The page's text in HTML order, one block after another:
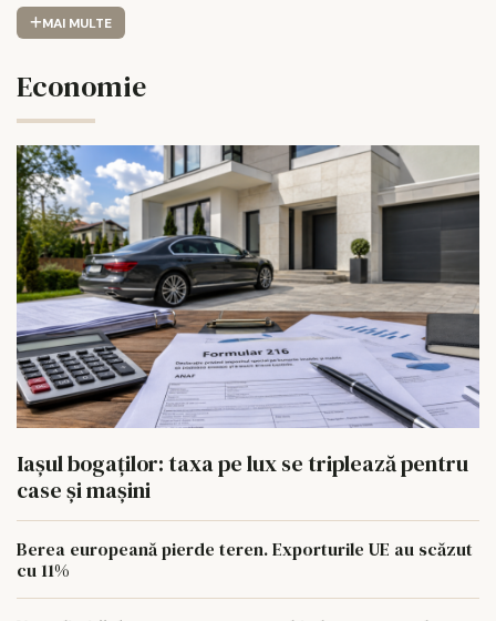
MAI MULTE
Economie
Iașul bogaților: taxa pe lux se triplează pentru
case și mașini
Berea europeană pierde teren. Exporturile UE au scăzut
cu 11%